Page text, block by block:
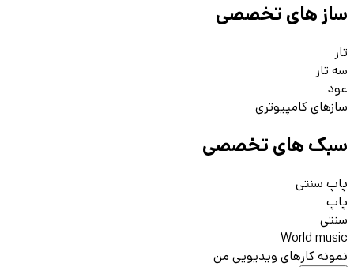
ساز های تخصصی
تار
سه تار
عود
سازهای کامپیوتری
سبک های تخصصی
پاپ سنتی
پاپ
سنتی
World music
نمونه کارهای ویدیویی من